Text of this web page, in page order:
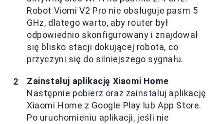
Robot Viomi V2 Pro nie obsługuje pasm 5
GHz, dlatego warto, aby router był
odpowiednio skonfigurowany i znajdował
się blisko stacji dokującej robota, co
przyczyni się do silniejszego sygnału.
Zainstaluj aplikację Xiaomi Home
Następnie pobierz oraz zainstaluj aplikację
Xiaomi Home z Google Play lub App Store.
Po uruchomieniu aplikacji, jeśli nie